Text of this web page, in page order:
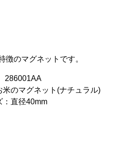
徴のマグネットです。
286001AA
米のマグネット(ナチュラル)
：直径40mm